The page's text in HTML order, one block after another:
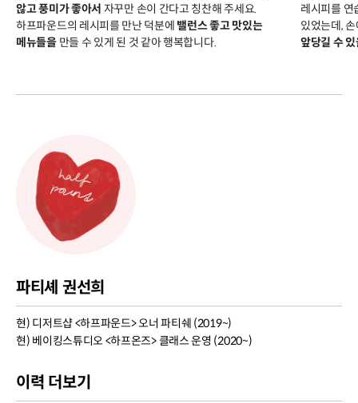
않고 풍미가 좋아서 자꾸만 손이 간다고 칭찬해 주세요.
하프파운드의 레시피를 만난 덕분에 밸런스 좋고 맛있는
메뉴들을만들 수 있게 된 것 같아 행복합니다.
레시피를 연
있었는데,
앞당길 수
파티셰 권선희
현) 디저트샵 <하프파운드> 오너 파티쉐 (2019~)
현) 베이킹스튜디오 <하프온즈> 클래스 운영 (2020~)
이력 더보기